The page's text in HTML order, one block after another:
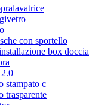
con sportello
box doccia
stampato c
trasparente